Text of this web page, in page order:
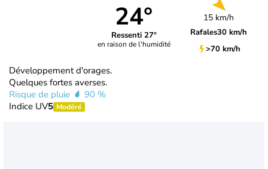
24°
Ressenti 27°
en raison de l'humidité
15 km/h
Rafales30 km/h
>70 km/h
Développement d'orages.
Quelques fortes averses.
Risque de pluie
90 %
Indice UV5 Modéré